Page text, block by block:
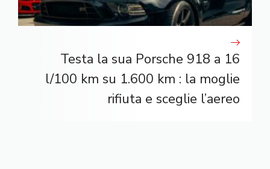
Testa la sua Porsche 918 a 16
l/100 km su 1.600 km : la moglie
rifiuta e sceglie l’aereo